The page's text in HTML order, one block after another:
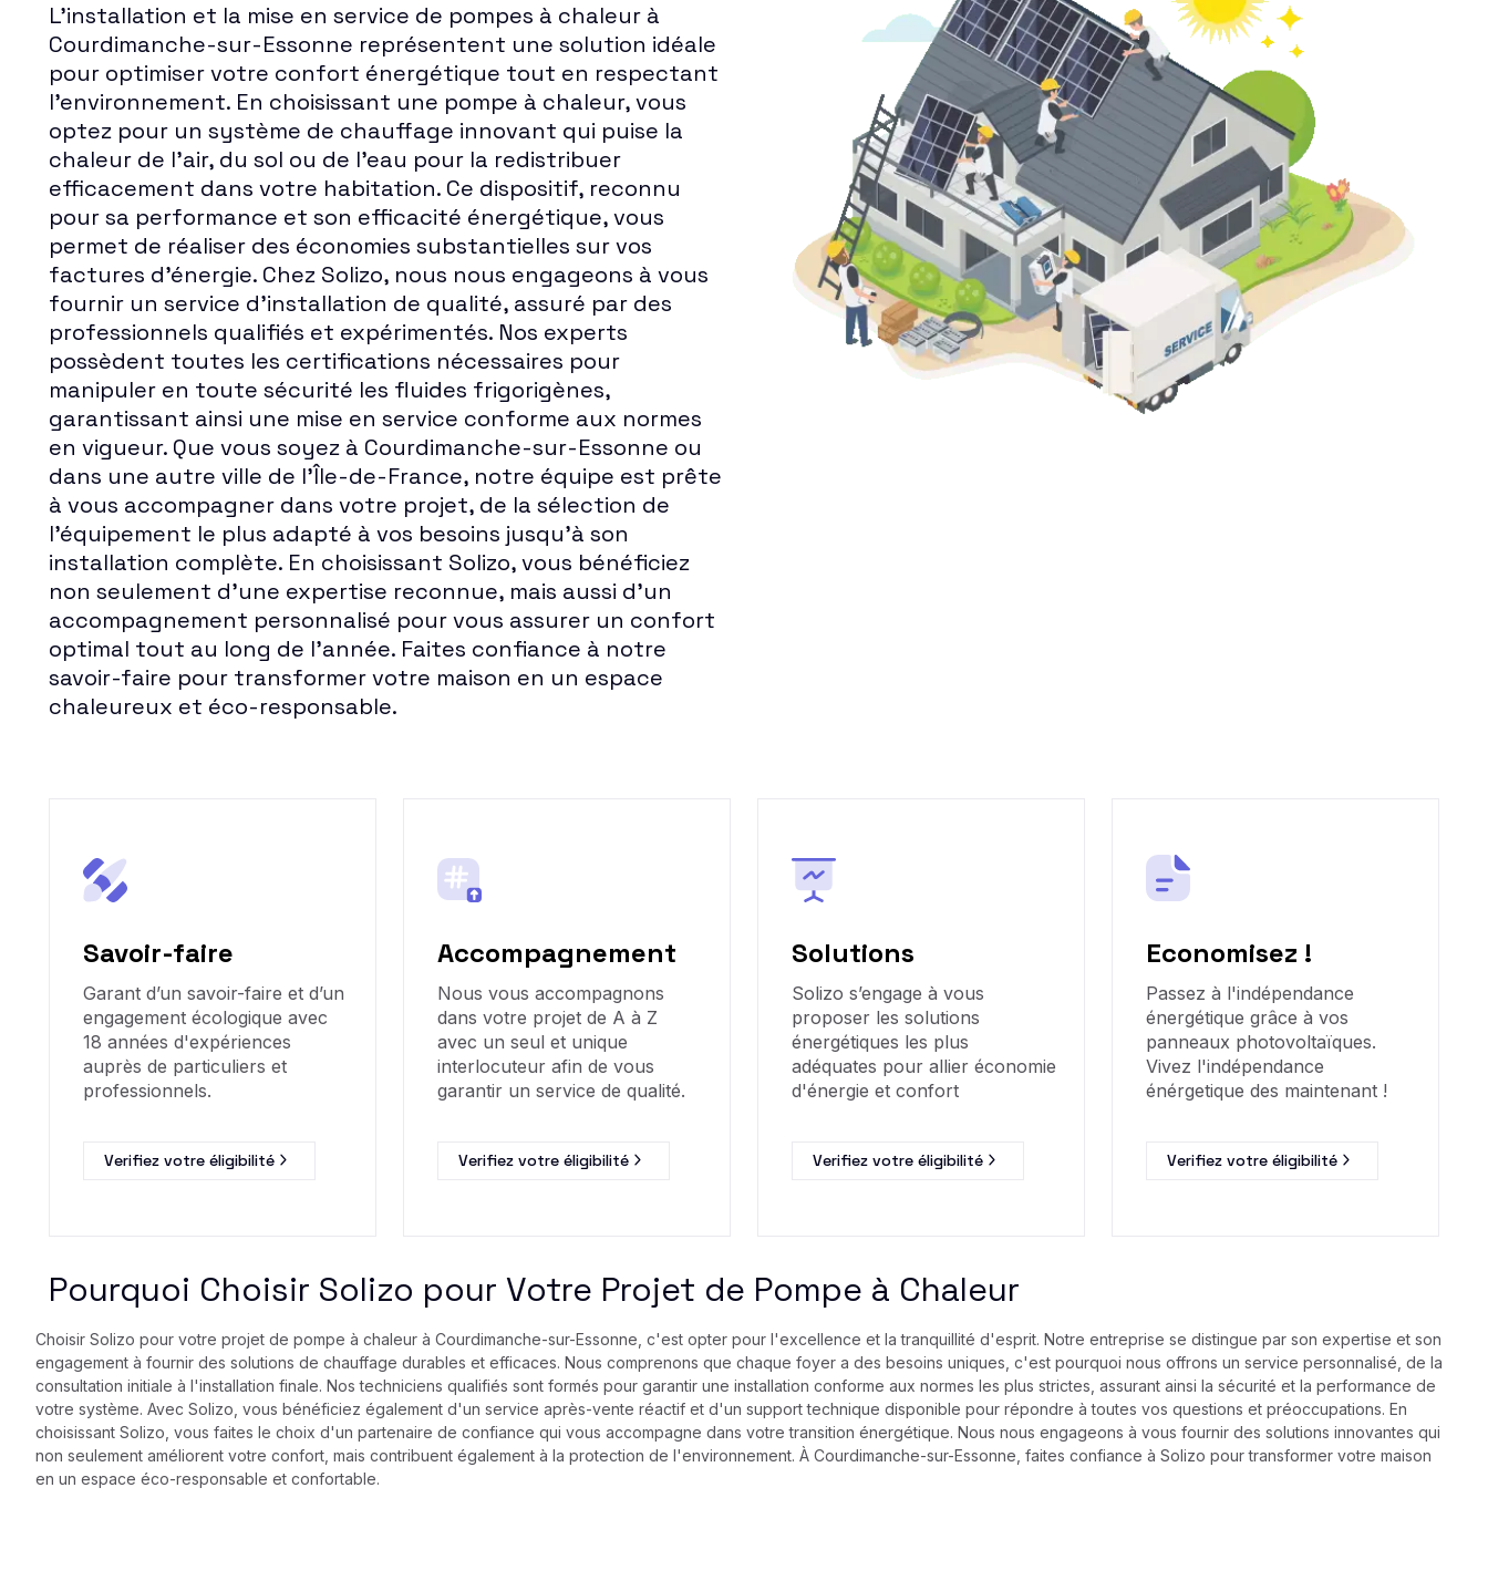
L'installation et la mise en service de pompes à chaleur à
Courdimanche-sur-Essonne représentent une solution idéale
pour optimiser votre confort énergétique tout en respectant
l'environnement. En choisissant une pompe à chaleur, vous
optez pour un système de chauffage innovant qui puise la
chaleur de l'air, du sol ou de l'eau pour la redistribuer
efficacement dans votre habitation. Ce dispositif, reconnu
pour sa performance et son efficacité énergétique, vous
permet de réaliser des économies substantielles sur vos
factures d'énergie. Chez Solizo, nous nous engageons à vous
fournir un service d'installation de qualité, assuré par des
professionnels qualifiés et expérimentés. Nos experts
possèdent toutes les certifications nécessaires pour
manipuler en toute sécurité les fluides frigorigènes,
garantissant ainsi une mise en service conforme aux normes
en vigueur. Que vous soyez à Courdimanche-sur-Essonne ou
dans une autre ville de l'Île-de-France, notre équipe est prête
à vous accompagner dans votre projet, de la sélection de
l'équipement le plus adapté à vos besoins jusqu'à son
installation complète. En choisissant Solizo, vous bénéficiez
non seulement d'une expertise reconnue, mais aussi d'un
accompagnement personnalisé pour vous assurer un confort
optimal tout au long de l'année. Faites confiance à notre
savoir-faire pour transformer votre maison en un espace
chaleureux et éco-responsable.
Savoir-faire
Garant d’un savoir-faire et d’un
engagement écologique avec
18 années d'expériences
auprès de particuliers et
professionnels.
Verifiez votre éligibilité
Accompagnement
Nous vous accompagnons
dans votre projet de A à Z
avec un seul et unique
interlocuteur afin de vous
garantir un service de qualité.
Verifiez votre éligibilité
Solutions
Solizo s’engage à vous
proposer les solutions
énergétiques les plus
adéquates pour allier économie
d'énergie et confort
Verifiez votre éligibilité
Economisez !
Passez à l'indépendance
énergétique grâce à vos
panneaux photovoltaïques.
Vivez l'indépendance
énérgetique des maintenant !
Verifiez votre éligibilité
Pourquoi Choisir Solizo pour Votre Projet de Pompe à Chaleur
Choisir Solizo pour votre projet de pompe à chaleur à Courdimanche-sur-Essonne, c'est opter pour l'excellence et la tranquillité d'esprit. Notre entreprise se distingue par son expertise et son
engagement à fournir des solutions de chauffage durables et efficaces. Nous comprenons que chaque foyer a des besoins uniques, c'est pourquoi nous offrons un service personnalisé, de la
consultation initiale à l'installation finale. Nos techniciens qualifiés sont formés pour garantir une installation conforme aux normes les plus strictes, assurant ainsi la sécurité et la performance de
votre système. Avec Solizo, vous bénéficiez également d'un service après-vente réactif et d'un support technique disponible pour répondre à toutes vos questions et préoccupations. En
choisissant Solizo, vous faites le choix d'un partenaire de confiance qui vous accompagne dans votre transition énergétique. Nous nous engageons à vous fournir des solutions innovantes qui
non seulement améliorent votre confort, mais contribuent également à la protection de l'environnement. À Courdimanche-sur-Essonne, faites confiance à Solizo pour transformer votre maison
en un espace éco-responsable et confortable.